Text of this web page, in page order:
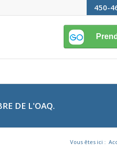
450-
DE L'OAQ.
Vous êtes ici :